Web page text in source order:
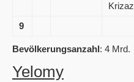
Krizaz
9
Bevölkerungsanzahl: 4 Mrd.
Yelomy